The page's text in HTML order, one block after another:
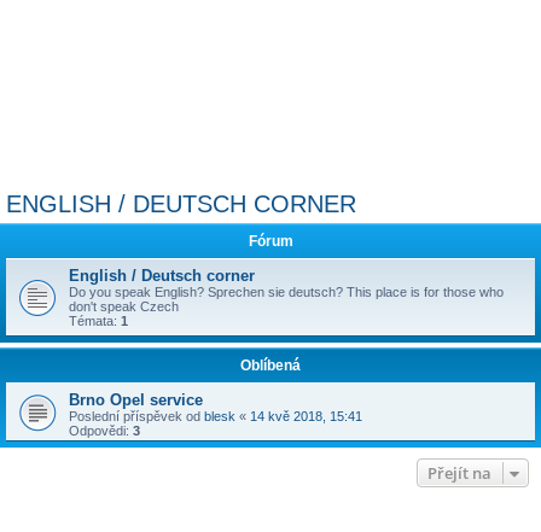
ENGLISH / DEUTSCH CORNER
Fórum
English / Deutsch corner
Do you speak English? Sprechen sie deutsch? This place is for those who
don't speak Czech
Témata: 1
Oblíbená
Brno Opel service
Poslední příspěvek od blesk « 14 kvě 2018, 15:41
Odpovědi: 3
Přejít na